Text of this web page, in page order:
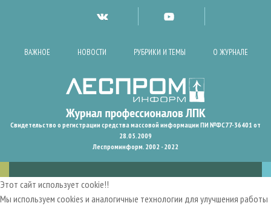
ВАЖНОЕ НОВОСТИ РУБРИКИ И ТЕМЫ О ЖУРНАЛЕ
Свидетельство о регистрации средства массовой информации ПИ №ФС77-36401 от
28.05.2009
Леспроминформ. 2002 - 2022
Этот сайт использует cookie!!
Мы используем cookies и аналогичные технологии для улучшения работы